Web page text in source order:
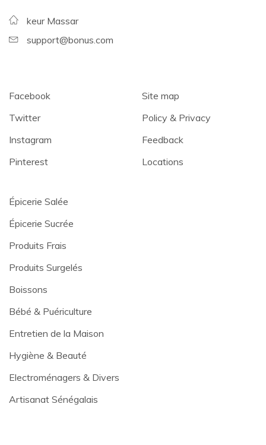
keur Massar
support@bonus.com
Facebook
Twitter
Instagram
Pinterest
Site map
Policy & Privacy
Feedback
Locations
Épicerie Salée
Épicerie Sucrée
Produits Frais
Produits Surgelés
Boissons
Bébé & Puériculture
Entretien de la Maison
Hygiène & Beauté
Electroménagers & Divers
Artisanat Sénégalais